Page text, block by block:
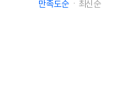
만족도순 최신순